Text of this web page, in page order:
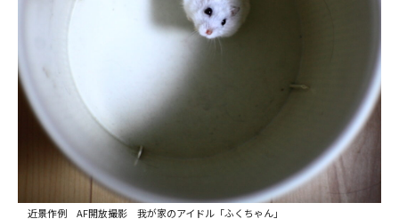
近景作例 AF開放撮影 我が家のアイドル「ふくちゃん」